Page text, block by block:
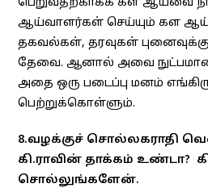
பெறுவதற்காகக் கள ஆய்வை
ஆய்வாளர்கள் செய்யும் கள
தகவல்கள், தரவுகள்
தேவை. ஆனால் அவை
அதை ஒரு படைப்பு மனம்
பெற்றுக்கொள்ளும்.
8.வழக்குச் சொல்லகராதி
கி.ராவின் தாக்கம் உண்டா?
சொல்லுங்களேன்.